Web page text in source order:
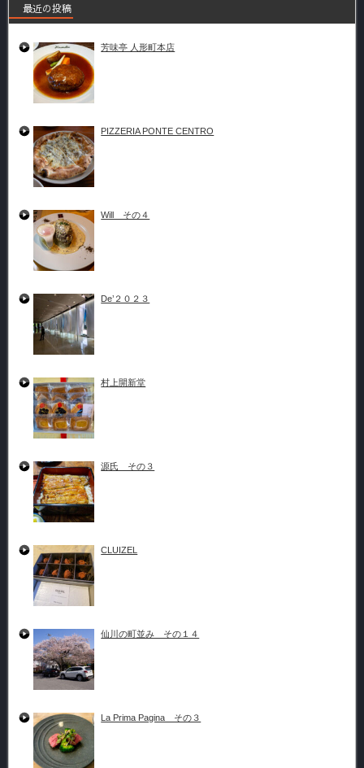
最近の投稿
芳味亭 人形町本店
PIZZERIA PONTE CENTRO
Will その４
De’２０２３
村上開新堂
源氏 その３
CLUIZEL
仙川の町並み その１４
La Prima Pagina その３